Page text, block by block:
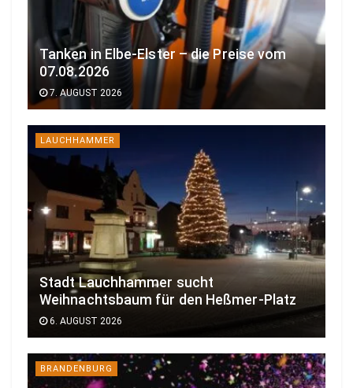
Tanken in Elbe-Elster – die Preise vom
07.08.2026
7. AUGUST 2026
LAUCHHAMMER
Stadt Lauchhammer sucht
Weihnachtsbaum für den Heßmer-Platz
6. AUGUST 2026
BRANDENBURG